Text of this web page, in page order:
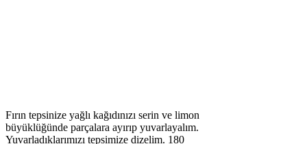
Fırın tepsinize yağlı kağıdınızı serin ve limon
büyüklüğünde parçalara ayırıp yuvarlayalım.
Yuvarladıklarımızı tepsimize dizelim. 180